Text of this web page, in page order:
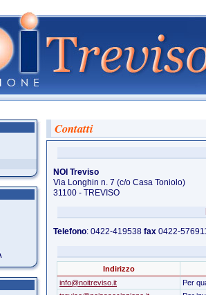
Contatti
NOI Treviso
Via Longhin n. 7 (c/o Casa Toniolo)
31100 - TREVISO
Telefono: 0422-419538 fax0422-
Indirizzo
info@noitreviso.it
Per